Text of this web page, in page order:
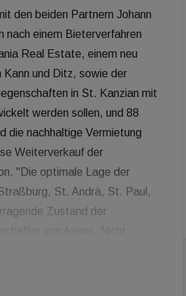
den beiden Partnern Johann
nach einem Bieterverfahren
Real Estate, einem neu
und Ditz, sowie der
in St. Kanzian mit
werden sollen, und 88
die nachhaltige Vermietung
Weiterverkauf der
"Die optimale Lage der
St. Andrä, St. Paul,
Zustand der